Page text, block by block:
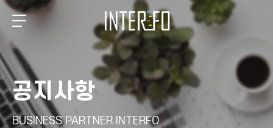
공지사항
BUSINESS PARTNER INTERFO